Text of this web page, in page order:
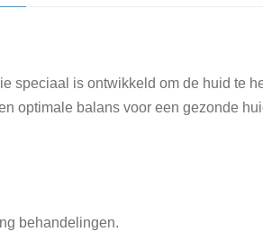
speciaal is ontwikkeld om de huid te
optimale balans voor een gezonde
behandelingen.